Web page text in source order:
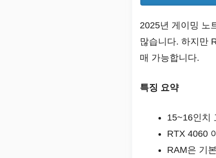
2025년 게이밍 노
많습니다. 하지만
매 가능합니다.
특징 요약
15~16인치
RTX 4060
RAM은 기